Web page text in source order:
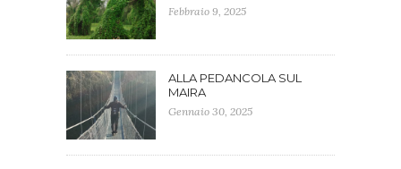
Febbraio 9, 2025
ALLA PEDANCOLA SUL
MAIRA
Gennaio 30, 2025